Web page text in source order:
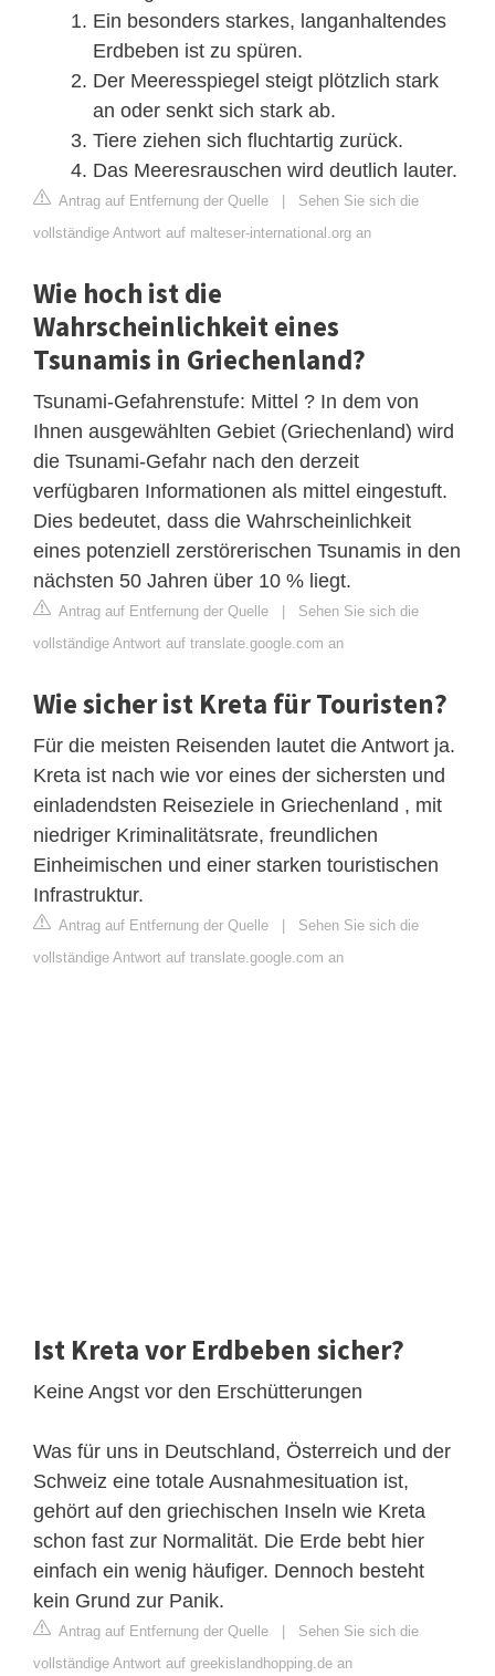
Ein besonders starkes, langanhaltendes
Erdbeben ist zu spüren.
Der Meeresspiegel steigt plötzlich stark
an oder senkt sich stark ab.
Tiere ziehen sich fluchtartig zurück.
Das Meeresrauschen wird deutlich lauter.
Antrag auf Entfernung der Quelle | Sehen Sie sich die
vollständige Antwort auf malteser-international.org an
Wie hoch ist die
Wahrscheinlichkeit eines
Tsunamis in Griechenland?
Tsunami-Gefahrenstufe: Mittel ? In dem von
Ihnen ausgewählten Gebiet (Griechenland) wird
die Tsunami-Gefahr nach den derzeit
verfügbaren Informationen als mittel eingestuft.
Dies bedeutet, dass die Wahrscheinlichkeit
eines potenziell zerstörerischen Tsunamis in den
nächsten 50 Jahren über 10 % liegt.
Antrag auf Entfernung der Quelle | Sehen Sie sich die
vollständige Antwort auf translate.google.com an
Wie sicher ist Kreta für Touristen?
Für die meisten Reisenden lautet die Antwort ja.
Kreta ist nach wie vor eines der sichersten und
einladendsten Reiseziele in Griechenland , mit
niedriger Kriminalitätsrate, freundlichen
Einheimischen und einer starken touristischen
Infrastruktur.
Antrag auf Entfernung der Quelle | Sehen Sie sich die
vollständige Antwort auf translate.google.com an
Ist Kreta vor Erdbeben sicher?
Keine Angst vor den Erschütterungen
Was für uns in Deutschland, Österreich und der
Schweiz eine totale Ausnahmesituation ist,
gehört auf den griechischen Inseln wie Kreta
schon fast zur Normalität. Die Erde bebt hier
einfach ein wenig häufiger. Dennoch besteht
kein Grund zur Panik.
Antrag auf Entfernung der Quelle | Sehen Sie sich die
vollständige Antwort auf greekislandhopping.de an